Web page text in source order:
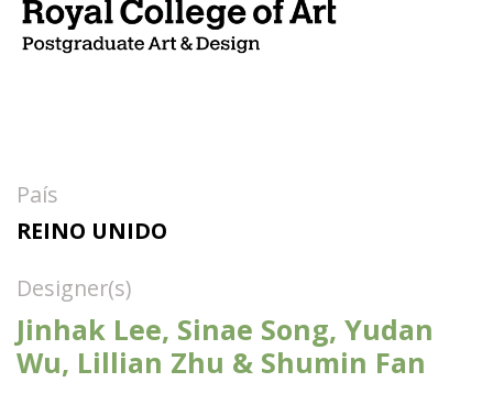
País
REINO UNIDO
Designer(s)
Jinhak Lee, Sinae Song, Yudan
Wu, Lillian Zhu & Shumin Fan